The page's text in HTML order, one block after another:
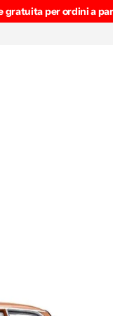
gratuita per ordini a